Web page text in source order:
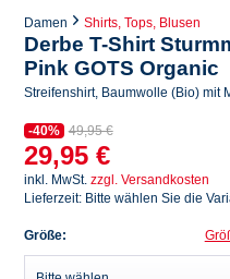
Damen Shirts, Tops, Blusen
Derbe T-Shirt
Pink GOTS Organic
Streifenshirt, Baumwolle (Bio) mit
-40% 49,95 €
29,95 €
inkl. MwSt. zzgl. Versandkosten
Lieferzeit: Bitte wählen Sie die
Größe: